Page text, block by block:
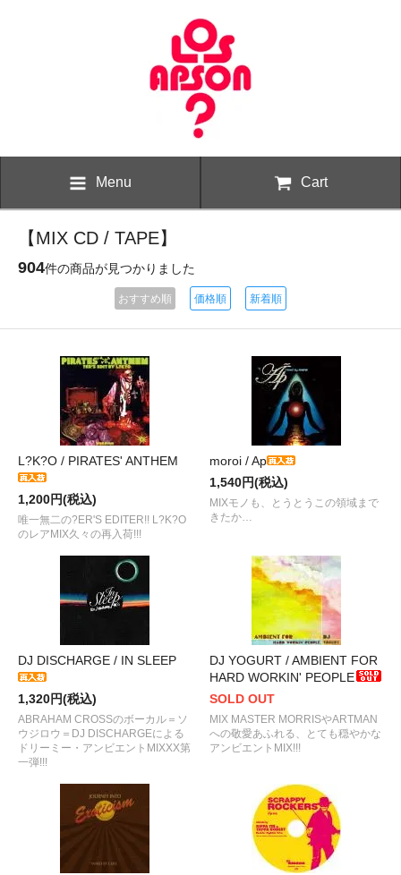
Menu Cart
【MIX CD / TAPE】
904件の商品が見つかりました
おすすめ順 価格順 新着順
L?K?O / PIRATES' ANTHEM
1,200円(税込)
唯一無二の?ER'S EDITER!! L?K?O
のレアMIX久々の再入荷!!!
moroi / Ap
1,540円(税込)
MIXモノも、とうとうこの領域まで
きたか…
DJ DISCHARGE / IN SLEEP
1,320円(税込)
ABRAHAM CROSSのボーカル＝ソ
ウジロウ＝DJ DISCHARGEによる
ドリーミー・アンビエントMIXXX第
一弾!!!
DJ YOGURT / AMBIENT FOR
HARD WORKIN' PEOPLE
SOLD OUT
MIX MASTER MORRISやARTMAN
への敬愛あふれる、とても穏やかな
アンビエントMIX!!!